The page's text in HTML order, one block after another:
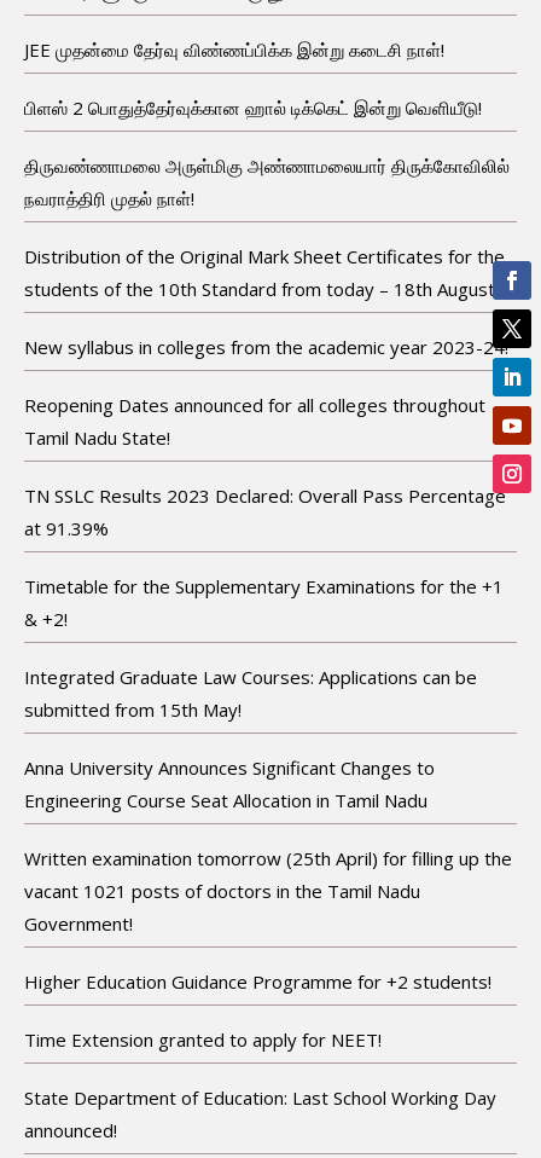
JEE முதன்மை தேர்வு விண்ணப்பிக்க இன்று கடைசி நாள்!
பிளஸ் 2 பொதுத்தேர்வுக்கான ஹால் டிக்கெட் இன்று வெளியீடு!
திருவண்ணாமலை அருள்மிகு அண்ணாமலையார் திருக்கோவிலில்
நவராத்திரி முதல் நாள்!
Distribution of the Original Mark Sheet Certificates for the
students of the 10th Standard from today – 18th August!
New syllabus in colleges from the academic year 2023-24!
Reopening Dates announced for all colleges throughout
Tamil Nadu State!
TN SSLC Results 2023 Declared: Overall Pass Percentage
at 91.39%
Timetable for the Supplementary Examinations for the +1
& +2!
Integrated Graduate Law Courses: Applications can be
submitted from 15th May!
Anna University Announces Significant Changes to
Engineering Course Seat Allocation in Tamil Nadu
Written examination tomorrow (25th April) for filling up the
vacant 1021 posts of doctors in the Tamil Nadu
Government!
Higher Education Guidance Programme for +2 students!
Time Extension granted to apply for NEET!
State Department of Education: Last School Working Day
announced!